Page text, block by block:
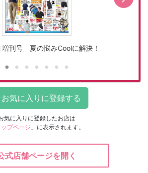
増刊号 夏の悩みCoolに解決！
気に入りに登録したお店は
ップページ 」に表示されます。
式店舗ページを開く